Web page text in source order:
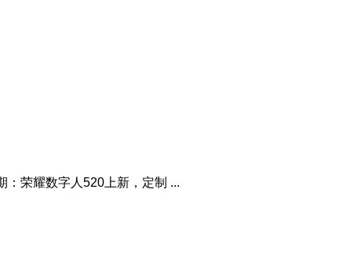
：荣耀数字人520上新，定制 ...